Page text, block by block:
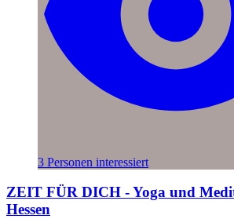
3 Personen interessiert
ZEIT FÜR DICH - Yoga und
Hessen